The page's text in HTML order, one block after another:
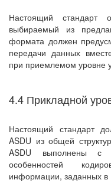
Настоящий стандарт
выбираемый из
формата должен
передачи данных
при приемлемом уровне
4.4 Прикладной
Настоящий стандарт
ASDU из общей
ASDU выполнены с
особенностей
информации, заданных